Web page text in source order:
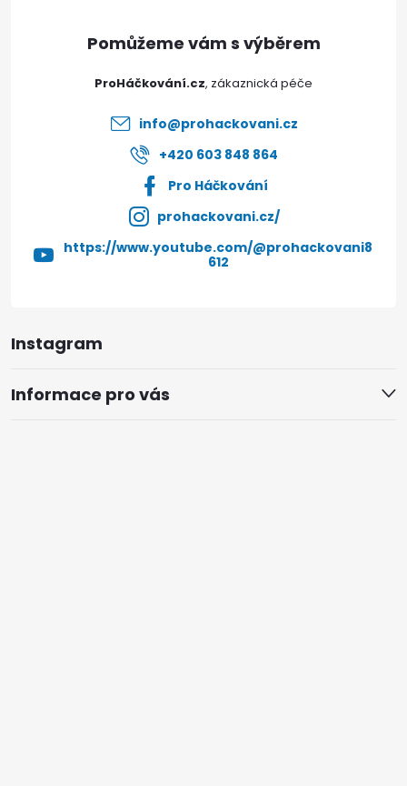
Instagram
Informace pro vás
ProHáčkování.cz
info@prohackovani.cz
+420 603 848 864
Pro Háčkování
prohackovani.cz/
https://www.youtube.com/@prohackovani8
612